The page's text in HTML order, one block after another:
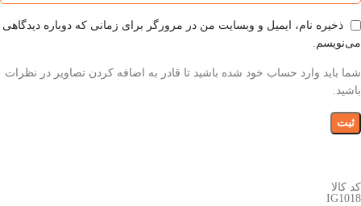
ذخیره نام، ایمیل و وبسایت من در مرورگر برای زمانی که دوباره دیدگاهی
می‌نویسم.
شما باید وارد حساب خود شده باشید تا قادر به اضافه کردن تصاویر در نظرات
باشید.
کد کالا
IG1018